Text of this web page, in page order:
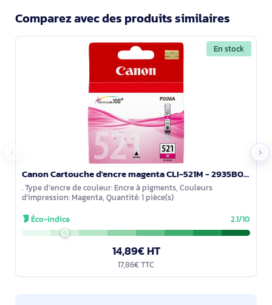
Comparez avec des produits similaires
En stock
Canon Cartouche d'encre magenta CLI-521M - 2935B001
. Type d’encre de couleur: Encre à pigments, Couleurs
d'impression: Magenta, Quantité: 1 pièce(s)
Éco-indice
2.1/10
14,89€ HT
17,86€ TTC